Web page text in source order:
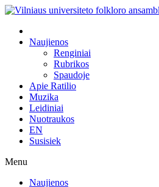
Naujienos
Renginiai
Rubrikos
Spaudoje
Apie Ratilio
Muzika
Leidiniai
Nuotraukos
EN
Susisiek
Menu
Naujienos